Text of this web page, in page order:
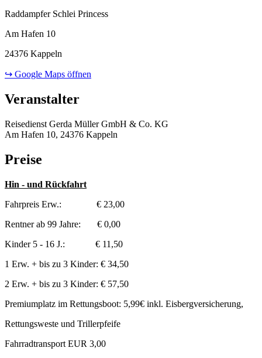
Raddampfer Schlei Princess
Am Hafen 10
24376 Kappeln
↪ Google Maps öffnen
Veranstalter
Reisedienst Gerda Müller GmbH & Co. KG
Am Hafen 10, 24376 Kappeln
Preise
Hin - und Rückfahrt
Fahrpreis Erw.: € 23,00
Rentner ab 99 Jahre: € 0,00
Kinder 5 - 16 J.: € 11,50
1 Erw. + bis zu 3 Kinder: € 34,50
2 Erw. + bis zu 3 Kinder: € 57,50
Premiumplatz im Rettungsboot: 5,99€ inkl. Eisbergversicherung,
Rettungsweste und Trillerpfeife
Fahrradtransport EUR 3,00